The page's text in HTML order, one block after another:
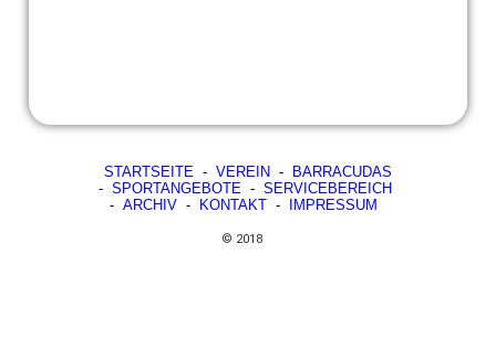
STARTSEITE - VEREIN- BARRACUDAS
-SPORTANGEBOTE -SERVICEBEREICH
- ARCHIV- KONTAKT- IMPRESSUM
© 2018